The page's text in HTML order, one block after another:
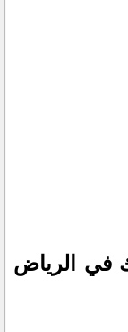
في الرياض